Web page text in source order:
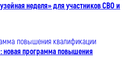
неделя» для участников СВО и
новая программа повышения